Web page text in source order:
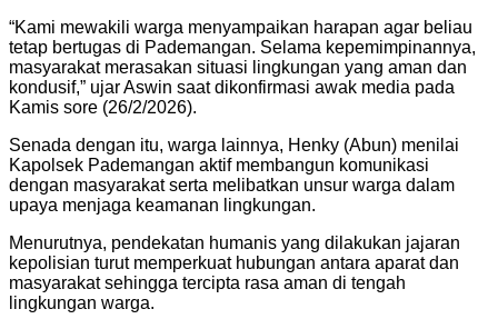
“Kami mewakili warga menyampaikan harapan agar beliau
tetap bertugas di Pademangan. Selama kepemimpinannya,
masyarakat merasakan situasi lingkungan yang aman dan
kondusif,” ujar Aswin saat dikonfirmasi awak media pada
Kamis sore (26/2/2026).
Senada dengan itu, warga lainnya, Henky (Abun) menilai
Kapolsek Pademangan aktif membangun komunikasi
dengan masyarakat serta melibatkan unsur warga dalam
upaya menjaga keamanan lingkungan.
Menurutnya, pendekatan humanis yang dilakukan jajaran
kepolisian turut memperkuat hubungan antara aparat dan
masyarakat sehingga tercipta rasa aman di tengah
lingkungan warga.